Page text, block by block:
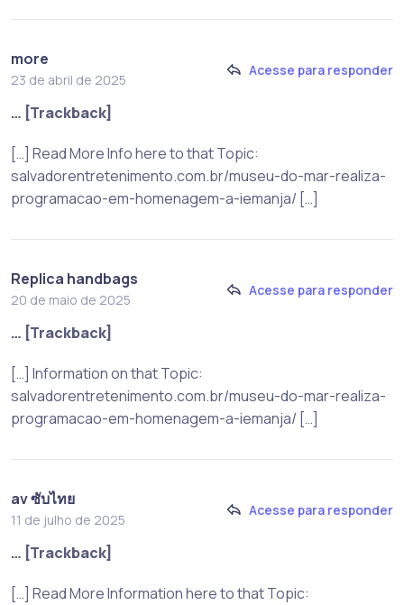
more
23 de abril de 2025
Acesse para responder
… [Trackback]
[…] Read More Info here to that Topic:
salvadorentretenimento.com.br/museu-do-mar-realiza-
programacao-em-homenagem-a-iemanja/ […]
Replica handbags
20 de maio de 2025
Acesse para responder
… [Trackback]
[…] Information on that Topic:
salvadorentretenimento.com.br/museu-do-mar-realiza-
programacao-em-homenagem-a-iemanja/ […]
av ซับไทย
11 de julho de 2025
Acesse para responder
… [Trackback]
[…] Read More Information here to that Topic: